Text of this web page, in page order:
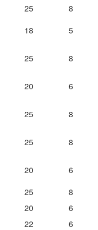
25
8
18
5
25
8
20
6
25
8
25
8
20
6
25
8
20
6
22
6